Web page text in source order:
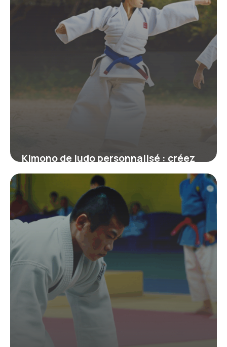
Kimono de judo personnalisé : créez
un judogi unique à votre image
19 juin 2026